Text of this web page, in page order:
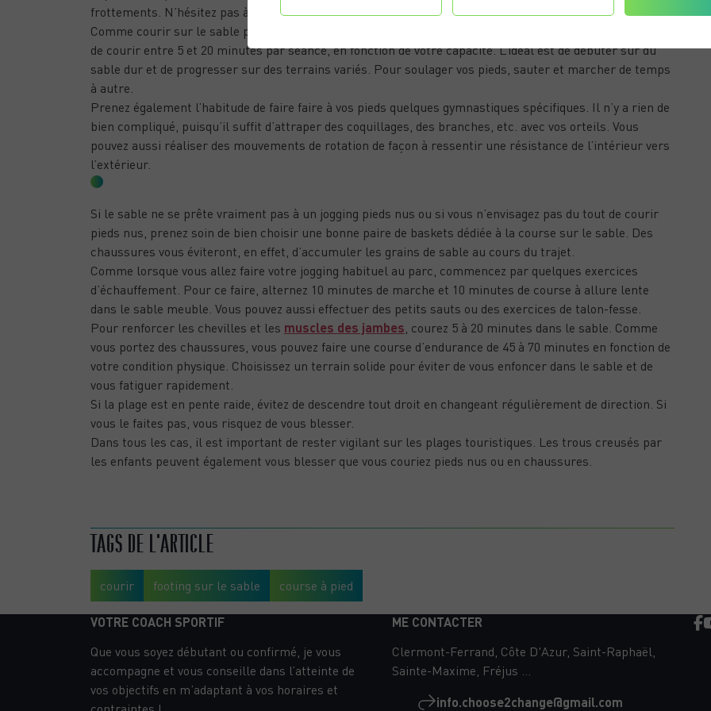
frottements. N’hésitez pas à faire quelques haltes pour dessiner des motifs dans le sable avec vos pieds.
Comme courir sur le sable permet de renforcer les chevilles et les muscles des jambes, il est conseillé
de courir entre 5 et 20 minutes par séance, en fonction de votre capacité. L’idéal est de débuter sur du
sable dur et de progresser sur des terrains variés. Pour soulager vos pieds, sauter et marcher de temps
à autre.
Prenez également l’habitude de faire faire à vos pieds quelques gymnastiques spécifiques. Il n’y a rien de
bien compliqué, puisqu’il suffit d’attraper des coquillages, des branches, etc. avec vos orteils. Vous
pouvez aussi réaliser des mouvements de rotation de façon à ressentir une résistance de l’intérieur vers
l’extérieur.
Si le sable ne se prête vraiment pas à un jogging pieds nus ou si vous n’envisagez pas du tout de courir
pieds nus, prenez soin de bien choisir une bonne paire de baskets dédiée à la course sur le sable. Des
chaussures vous éviteront, en effet, d’accumuler les grains de sable au cours du trajet.
Comme lorsque vous allez faire votre jogging habituel au parc, commencez par quelques exercices
d’échauffement. Pour ce faire, alternez 10 minutes de marche et 10 minutes de course à allure lente
dans le sable meuble. Vous pouvez aussi effectuer des petits sauts ou des exercices de talon-fesse.
Pour renforcer les chevilles et les muscles des jambes , courez 5 à 20 minutes dans le sable. Comme
vous portez des chaussures, vous pouvez faire une course d’endurance de 45 à 70 minutes en fonction de
votre condition physique. Choisissez un terrain solide pour éviter de vous enfoncer dans le sable et de
vous fatiguer rapidement.
Si la plage est en pente raide, évitez de descendre tout droit en changeant régulièrement de direction. Si
vous le faites pas, vous risquez de vous blesser.
Dans tous les cas, il est important de rester vigilant sur les plages touristiques. Les trous creusés par
les enfants peuvent également vous blesser que vous couriez pieds nus ou en chaussures.
TAGS DE L'ARTICLE
courir footing sur le sable course à pied
VOTRE COACH SPORTIF
Que vous soyez débutant ou confirmé, je vous
accompagne et vous conseille dans l’atteinte de
vos objectifs en m’adaptant à vos horaires et
ME CONTACTER
Clermont-Ferrand, Côte D'Azur, Saint-Raphaël,
Sainte-Maxime, Fréjus ...
info.choose2change@gmail.com